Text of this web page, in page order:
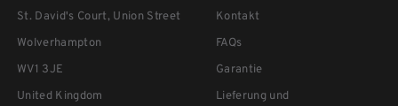
St. David's Court, Union Street
Wolverhampton
WV1 3JE
United Kingdom
Kontakt
FAQs
Garantie
Lieferung und